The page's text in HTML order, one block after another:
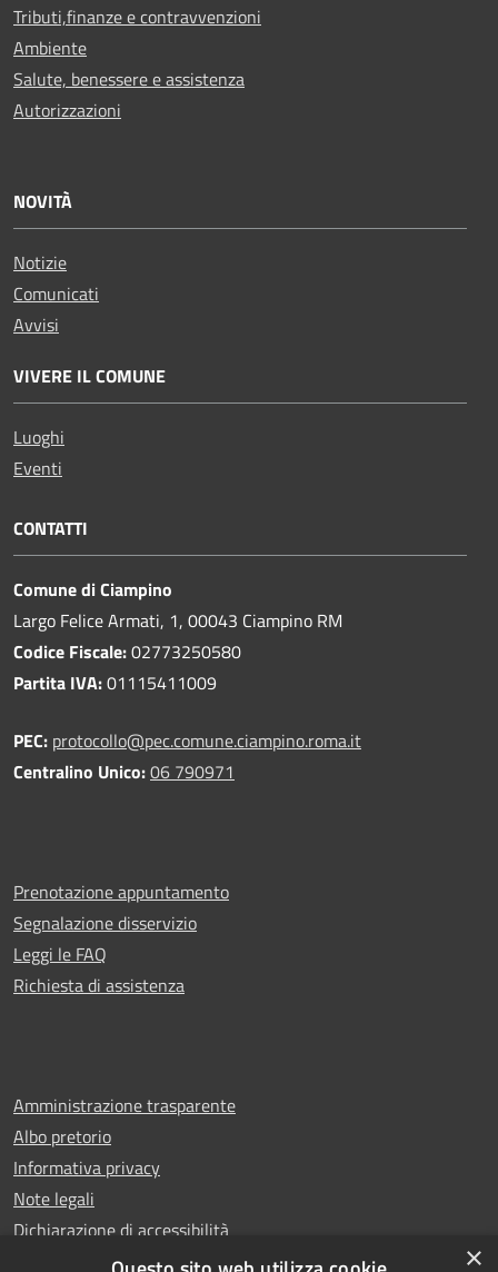
Tributi,finanze e contravvenzioni
Ambiente
Salute, benessere e assistenza
Autorizzazioni
NOVITÀ
Notizie
Comunicati
Avvisi
VIVERE IL COMUNE
Luoghi
Eventi
CONTATTI
Comune di Ciampino
Largo Felice Armati, 1, 00043 Ciampino RM
Codice Fiscale:02773250580
Partita IVA:01115411009
PEC: protocollo@pec.comune.ciampino.roma.it
Centralino Unico:06 790971
Prenotazione appuntamento
Segnalazione disservizio
Leggi le FAQ
Richiesta di assistenza
Amministrazione trasparente
Albo pretorio
Informativa privacy
Note legali
Dichiarazione di accessibilità
Whistleblowing
×